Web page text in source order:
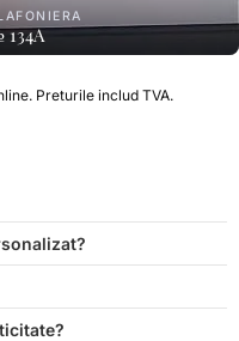
Preturile includ TVA.